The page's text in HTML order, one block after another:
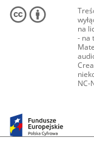
na
- na
NC-